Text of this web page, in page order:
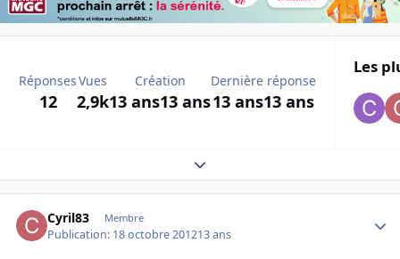
Réponses
12
Vues
2,9k
Création
13 ans13 ans
Dernière réponse
13 ans13 ans
Les
Expand topic overview
Cyril83 Membre
Publication: 18 octobre 201213 ans